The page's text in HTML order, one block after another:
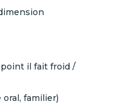
point il fait froid /
familier)